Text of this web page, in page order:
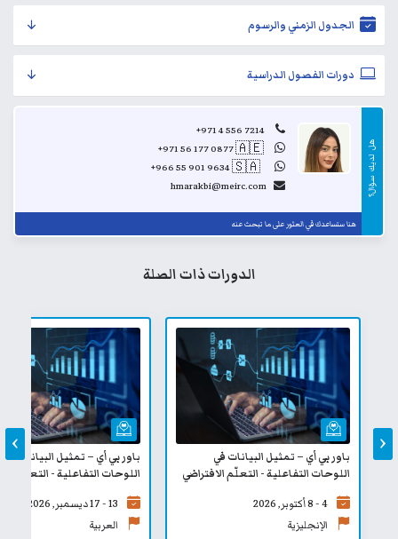
الجدول الزمني والرسوم
دورات الفصول الدراسية
هل
لديك
سؤال؟
+971 4 556 7214
+971 56 177 0877🇦🇪
+966 55 901 9634🇸🇦
hmarakbi@meirc.com
هنا ستساعدك في العثور على ما تبحث عنه
الدورات ذات الصلة
باور بي أي – تمثيل البيانات في
اللوحات التفاعلية - التعلّم الافتراضي
4 - 8 أكتوبر, 2026
الإنجليزية
باور بي أي – تمثيل البيانات في
اللوحات التفاعلية - التعلّم الافتراضي
13 - 17 ديسمبر, 2026
العربية
‹
›